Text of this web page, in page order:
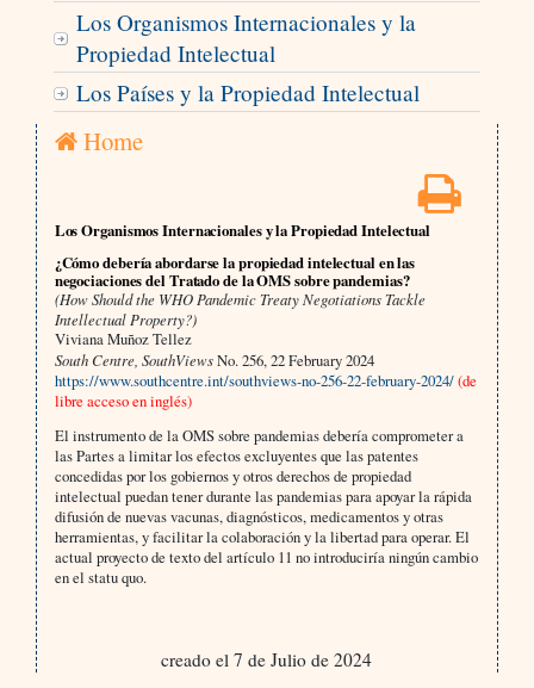
Los Organismos Internacionales y la
Propiedad Intelectual
Los Países y la Propiedad Intelectual
Home
Los Organismos Internacionales y la Propiedad Intelectual
¿Cómo debería abordarse la propiedad intelectual en las
negociaciones del Tratado de la OMS sobre pandemias?
(How Should the WHO Pandemic Treaty Negotiations Tackle
Intellectual Property?)
Viviana Muñoz Tellez
South Centre, SouthViewsNo. 256, 22 February 2024
https://www.southcentre.int/southviews-no-256-22-february-2024/(de
libre acceso en inglés)
El instrumento de la OMS sobre pandemias debería comprometer a
las Partes a limitar los efectos excluyentes que las patentes
concedidas por los gobiernos y otros derechos de propiedad
intelectual puedan tener durante las pandemias para apoyar la rápida
difusión de nuevas vacunas, diagnósticos, medicamentos y otras
herramientas, y facilitar la colaboración y la libertad para operar. El
actual proyecto de texto del artículo 11 no introduciría ningún cambio
en el statu quo.
creado el 7 de Julio de 2024